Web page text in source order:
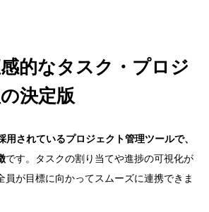
的なタスク・プロジ
決定版
されているプロジェクト管理ツールで、
です。タスクの割り当てや進捗の可視化が
員が目標に向かってスムーズに連携できま